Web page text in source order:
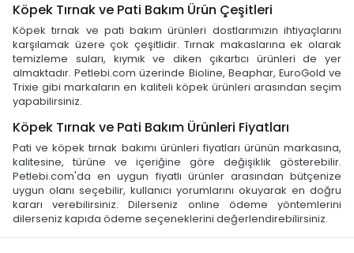
Köpek Tırnak ve Pati Bakım Ürün Çeşitleri
Köpek tırnak ve pati bakım ürünleri dostlarımızın ihtiyaçlarını
karşılamak üzere çok çeşitlidir. Tırnak makaslarına ek olarak
temizleme suları, kıymık ve diken çıkartıcı ürünleri de yer
almaktadır. Petlebi.com üzerinde Bioline, Beaphar, EuroGold ve
Trixie gibi markaların en kaliteli köpek ürünleri arasından seçim
yapabilirsiniz.
Köpek Tırnak ve Pati Bakım Ürünleri Fiyatları
Pati ve köpek tırnak bakımı ürünleri fiyatları ürünün markasına,
kalitesine, türüne ve içeriğine göre değişiklik gösterebilir.
Petlebi.com'da en uygun fiyatlı ürünler arasından bütçenize
uygun olanı seçebilir, kullanıcı yorumlarını okuyarak en doğru
kararı verebilirsiniz. Dilerseniz online ödeme yöntemlerini
dilerseniz kapıda ödeme seçeneklerini değerlendirebilirsiniz.